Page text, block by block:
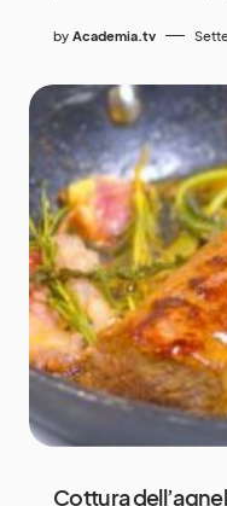
by Academia.tv
Cottura